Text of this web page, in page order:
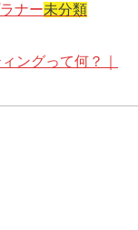
未分類
ングって何？｜